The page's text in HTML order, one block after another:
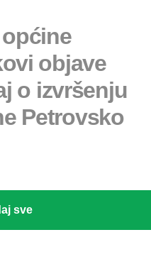
objave
o izvršenju
Petrovsko
sve